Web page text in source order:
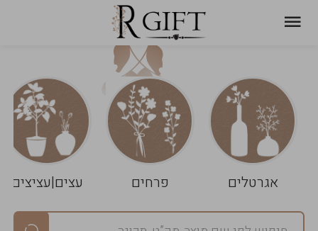
אגרטלים פרחים עצים|עציצים
עגלת
שלך
ניקוי
הסל